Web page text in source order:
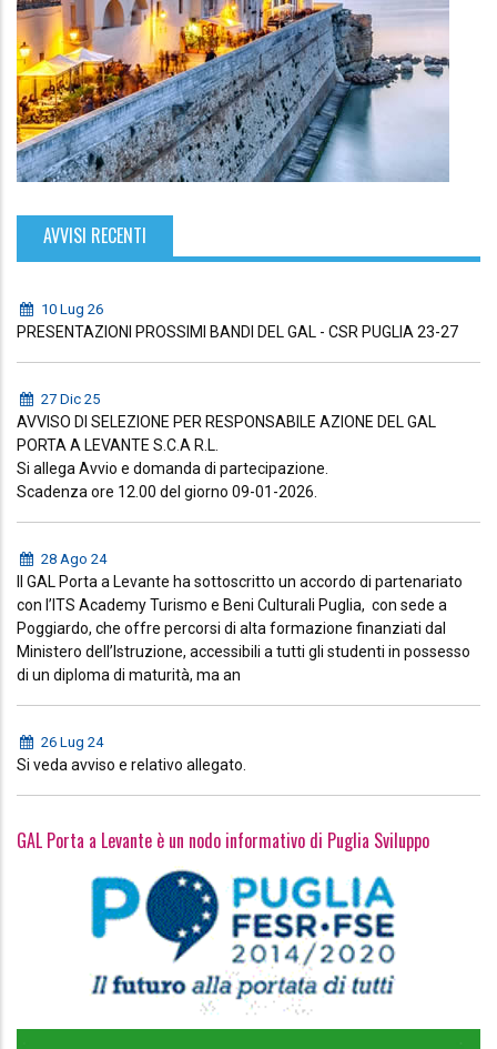
AVVISI RECENTI
10 Lug 26
PRESENTAZIONI PROSSIMI BANDI DEL GAL - CSR PUGLIA 23-27
27 Dic 25
AVVISO DI SELEZIONE PER RESPONSABILE AZIONE DEL GAL
PORTA A LEVANTE S.C.A R.L.
Si allega Avvio e domanda di partecipazione.
Scadenza ore 12.00 del giorno 09-01-2026.
28 Ago 24
Il GAL Porta a Levante ha sottoscritto un accordo di partenariato
con l’ITS Academy Turismo e Beni Culturali Puglia, con sede a
Poggiardo, che offre percorsi di alta formazione finanziati dal
Ministero dell’Istruzione, accessibili a tutti gli studenti in possesso
di un diploma di maturità, ma an
26 Lug 24
Si veda avviso e relativo allegato.
GAL Porta a Levante è un nodo informativo di Puglia Sviluppo